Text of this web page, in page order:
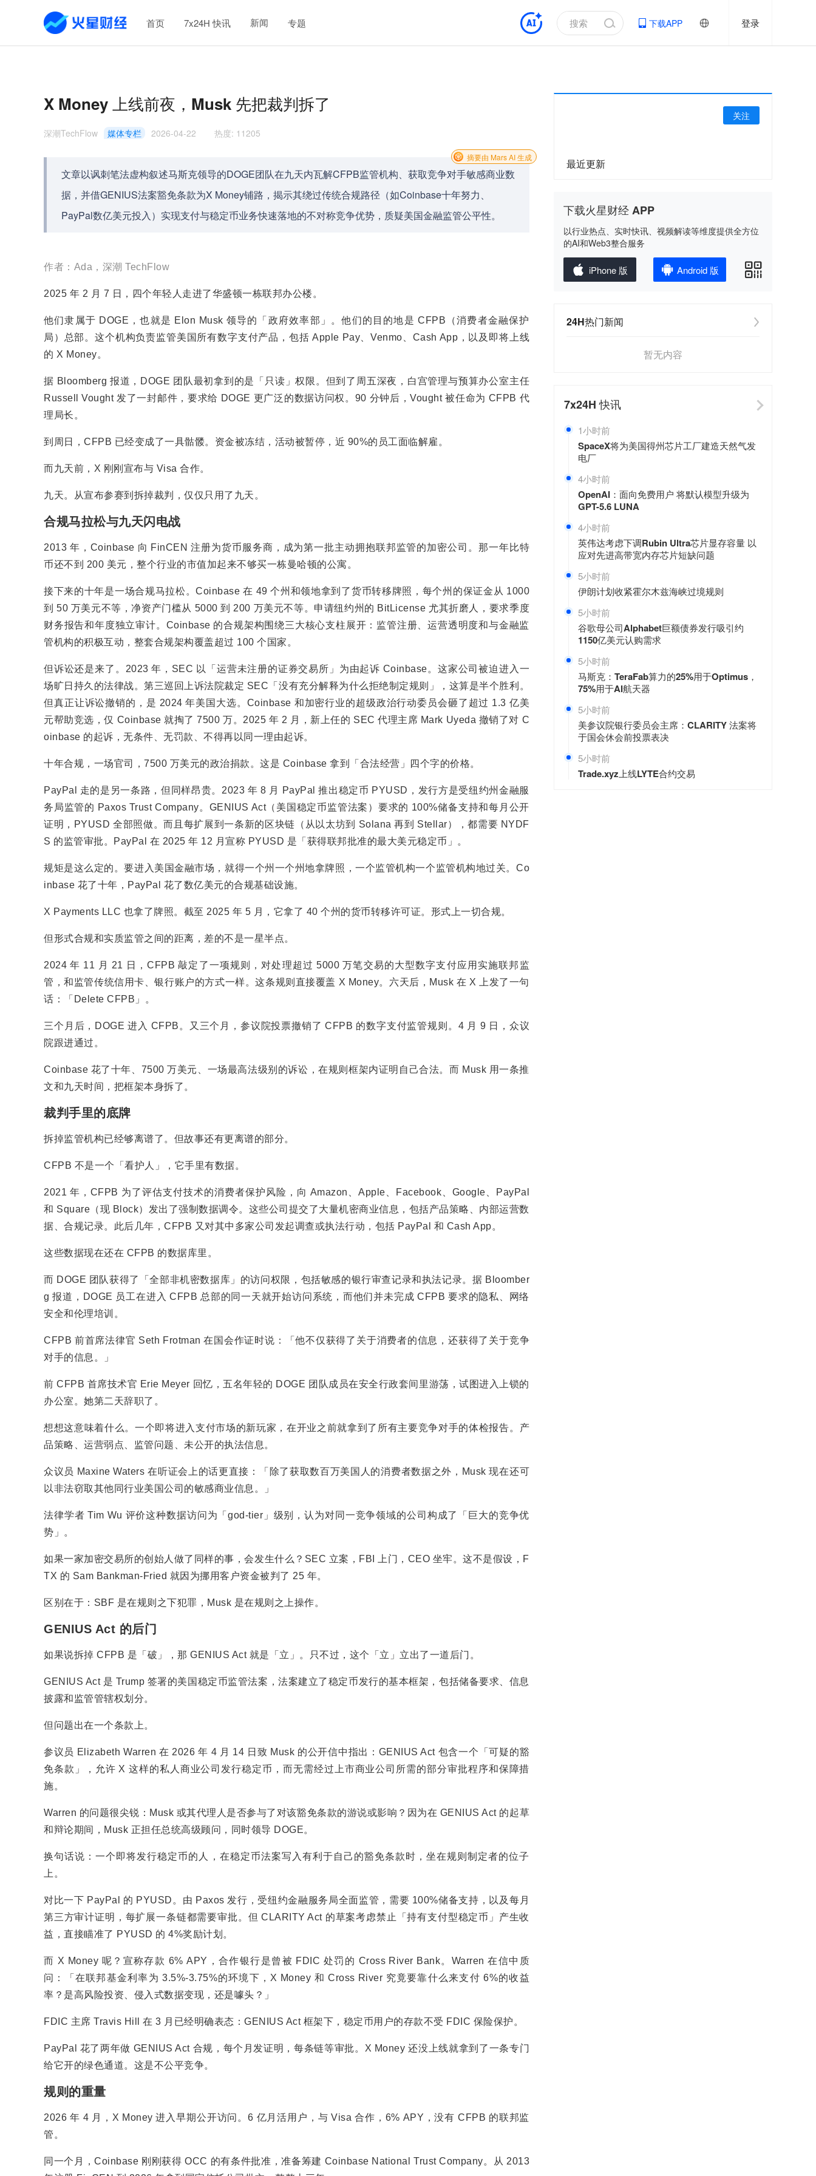
首页 7x24H 快讯 新闻 专题 下载APP 登录
X Money 上线前夜，Musk 先把裁判拆了
深潮TechFlow 媒体专栏 2026-04-22 热度: 11205
文章以讽刺笔法虚构叙述马斯克领导的DOGE团队在九天内瓦解CFPB监管机构、获取竞争对手敏感商业数
据，并借GENIUS法案豁免条款为X Money铺路，揭示其绕过传统合规路径（如Coinbase十年努力、
PayPal数亿美元投入）实现支付与稳定币业务快速落地的不对称竞争优势，质疑美国金融监管公平性。
摘要由 Mars AI 生成
作者：Ada，深潮 TechFlow
2025 年 2 月 7 日，四个年轻人走进了华盛顿一栋联邦办公楼。
他们隶属于 DOGE，也就是 Elon Musk 领导的「政府效率部」。他们的目的地是 CFPB（消费者金融保护
局）总部。这个机构负责监管美国所有数字支付产品，包括 Apple Pay、Venmo、Cash App，以及即将上线
的 X Money。
据 Bloomberg 报道，DOGE 团队最初拿到的是「只读」权限。但到了周五深夜，白宫管理与预算办公室主任
Russell Vought 发了一封邮件，要求给 DOGE 更广泛的数据访问权。90 分钟后，Vought 被任命为 CFPB 代
理局长。
到周日，CFPB 已经变成了一具骷髅。资金被冻结，活动被暂停，近 90%的员工面临解雇。
而九天前，X 刚刚宣布与 Visa 合作。
九天。从宣布参赛到拆掉裁判，仅仅只用了九天。
合规马拉松与九天闪电战
2013 年，Coinbase 向 FinCEN 注册为货币服务商，成为第一批主动拥抱联邦监管的加密公司。那一年比特
币还不到 200 美元，整个行业的市值加起来不够买一栋曼哈顿的公寓。
接下来的十年是一场合规马拉松。Coinbase 在 49 个州和领地拿到了货币转移牌照，每个州的保证金从 1000
到 50 万美元不等，净资产门槛从 5000 到 200 万美元不等。申请纽约州的 BitLicense 尤其折磨人，要求季度
财务报告和年度独立审计。Coinbase 的合规架构围绕三大核心支柱展开：监管注册、运营透明度和与金融监
管机构的积极互动，整套合规架构覆盖超过 100 个国家。
但诉讼还是来了。2023 年，SEC 以「运营未注册的证券交易所」为由起诉 Coinbase。这家公司被迫进入一
场旷日持久的法律战。第三巡回上诉法院裁定 SEC「没有充分解释为什么拒绝制定规则」，这算是半个胜利。
但真正让诉讼撤销的，是 2024 年美国大选。Coinbase 和加密行业的超级政治行动委员会砸了超过 1.3 亿美
元帮助竞选，仅 Coinbase 就掏了 7500 万。2025 年 2 月，新上任的 SEC 代理主席 Mark Uyeda 撤销了对 C
oinbase 的起诉，无条件、无罚款、不得再以同一理由起诉。
十年合规，一场官司，7500 万美元的政治捐款。这是 Coinbase 拿到「合法经营」四个字的价格。
PayPal 走的是另一条路，但同样昂贵。2023 年 8 月 PayPal 推出稳定币 PYUSD，发行方是受纽约州金融服
务局监管的 Paxos Trust Company。GENIUS Act（美国稳定币监管法案）要求的 100%储备支持和每月公开
证明，PYUSD 全部照做。而且每扩展到一条新的区块链（从以太坊到 Solana 再到 Stellar），都需要 NYDF
S 的监管审批。PayPal 在 2025 年 12 月宣称 PYUSD 是「获得联邦批准的最大美元稳定币」。
规矩是这么定的。要进入美国金融市场，就得一个州一个州地拿牌照，一个监管机构一个监管机构地过关。Co
inbase 花了十年，PayPal 花了数亿美元的合规基础设施。
X Payments LLC 也拿了牌照。截至 2025 年 5 月，它拿了 40 个州的货币转移许可证。形式上一切合规。
但形式合规和实质监管之间的距离，差的不是一星半点。
2024 年 11 月 21 日，CFPB 敲定了一项规则，对处理超过 5000 万笔交易的大型数字支付应用实施联邦监
管，和监管传统信用卡、银行账户的方式一样。这条规则直接覆盖 X Money。六天后，Musk 在 X 上发了一句
话：「Delete CFPB」。
三个月后，DOGE 进入 CFPB。又三个月，参议院投票撤销了 CFPB 的数字支付监管规则。4 月 9 日，众议
院跟进通过。
Coinbase 花了十年、7500 万美元、一场最高法级别的诉讼，在规则框架内证明自己合法。而 Musk 用一条推
文和九天时间，把框架本身拆了。
裁判手里的底牌
拆掉监管机构已经够离谱了。但故事还有更离谱的部分。
CFPB 不是一个「看护人」，它手里有数据。
2021 年，CFPB 为了评估支付技术的消费者保护风险，向 Amazon、Apple、Facebook、Google、PayPal
和 Square（现 Block）发出了强制数据调令。这些公司提交了大量机密商业信息，包括产品策略、内部运营数
据、合规记录。此后几年，CFPB 又对其中多家公司发起调查或执法行动，包括 PayPal 和 Cash App。
这些数据现在还在 CFPB 的数据库里。
而 DOGE 团队获得了「全部非机密数据库」的访问权限，包括敏感的银行审查记录和执法记录。据 Bloomber
g 报道，DOGE 员工在进入 CFPB 总部的同一天就开始访问系统，而他们并未完成 CFPB 要求的隐私、网络
安全和伦理培训。
CFPB 前首席法律官 Seth Frotman 在国会作证时说：「他不仅获得了关于消费者的信息，还获得了关于竞争
对手的信息。」
前 CFPB 首席技术官 Erie Meyer 回忆，五名年轻的 DOGE 团队成员在安全行政套间里游荡，试图进入上锁的
办公室。她第二天辞职了。
想想这意味着什么。一个即将进入支付市场的新玩家，在开业之前就拿到了所有主要竞争对手的体检报告。产
品策略、运营弱点、监管问题、未公开的执法信息。
众议员 Maxine Waters 在听证会上的话更直接：「除了获取数百万美国人的消费者数据之外，Musk 现在还可
以非法窃取其他同行业美国公司的敏感商业信息。」
法律学者 Tim Wu 评价这种数据访问为「god-tier」级别，认为对同一竞争领域的公司构成了「巨大的竞争优
势」。
如果一家加密交易所的创始人做了同样的事，会发生什么？SEC 立案，FBI 上门，CEO 坐牢。这不是假设，F
TX 的 Sam Bankman-Fried 就因为挪用客户资金被判了 25 年。
区别在于：SBF 是在规则之下犯罪，Musk 是在规则之上操作。
GENIUS Act 的后门
如果说拆掉 CFPB 是「破」，那 GENIUS Act 就是「立」。只不过，这个「立」立出了一道后门。
GENIUS Act 是 Trump 签署的美国稳定币监管法案，法案建立了稳定币发行的基本框架，包括储备要求、信息
披露和监管管辖权划分。
但问题出在一个条款上。
参议员 Elizabeth Warren 在 2026 年 4 月 14 日致 Musk 的公开信中指出：GENIUS Act 包含一个「可疑的豁
免条款」，允许 X 这样的私人商业公司发行稳定币，而无需经过上市商业公司所需的部分审批程序和保障措
施。
Warren 的问题很尖锐：Musk 或其代理人是否参与了对该豁免条款的游说或影响？因为在 GENIUS Act 的起草
和辩论期间，Musk 正担任总统高级顾问，同时领导 DOGE。
换句话说：一个即将发行稳定币的人，在稳定币法案写入有利于自己的豁免条款时，坐在规则制定者的位子
上。
对比一下 PayPal 的 PYUSD。由 Paxos 发行，受纽约金融服务局全面监管，需要 100%储备支持，以及每月
第三方审计证明，每扩展一条链都需要审批。但 CLARITY Act 的草案考虑禁止「持有支付型稳定币」产生收
益，直接瞄准了 PYUSD 的 4%奖励计划。
而 X Money 呢？宣称存款 6% APY，合作银行是曾被 FDIC 处罚的 Cross River Bank。Warren 在信中质
问：「在联邦基金利率为 3.5%-3.75%的环境下，X Money 和 Cross River 究竟要靠什么来支付 6%的收益
率？是高风险投资、侵入式数据变现，还是噱头？」
FDIC 主席 Travis Hill 在 3 月已经明确表态：GENIUS Act 框架下，稳定币用户的存款不受 FDIC 保险保护。
PayPal 花了两年做 GENIUS Act 合规，每个月发证明，每条链等审批。X Money 还没上线就拿到了一条专门
给它开的绿色通道。这是不公平竞争。
规则的重量
2026 年 4 月，X Money 进入早期公开访问。6 亿月活用户，与 Visa 合作，6% APY，没有 CFPB 的联邦监
管。
同一个月，Coinbase 刚刚获得 OCC 的有条件批准，准备筹建 Coinbase National Trust Company。从 2013
关注
最近更新
下载火星财经 APP
以行业热点、实时快讯、视频解读等维度提供全方位
的AI和Web3整合服务
iPhone 版 Android 版
24H热门新闻
暂无内容
7x24H快讯
1小时前
SpaceX将为美国得州芯片工厂建造天然气发
电厂
4小时前
OpenAI：面向免费用户 将默认模型升级为
GPT-5.6 LUNA
4小时前
英伟达考虑下调Rubin Ultra芯片显存容量 以
应对先进高带宽内存芯片短缺问题
5小时前
伊朗计划收紧霍尔木兹海峡过境规则
5小时前
谷歌母公司Alphabet巨额债券发行吸引约
1150亿美元认购需求
5小时前
马斯克：TeraFab算力的25%用于Optimus，
75%用于AI航天器
5小时前
美参议院银行委员会主席：CLARITY 法案将
于国会休会前投票表决
5小时前
Trade.xyz上线LYTE合约交易